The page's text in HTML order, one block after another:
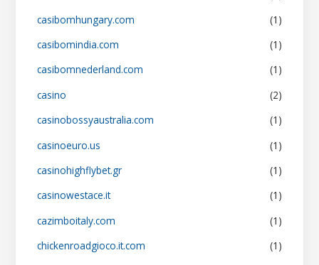
casibomhungary.com
(1)
casibomindia.com
(1)
casibomnederland.com
(1)
casino
(2)
casinobossyaustralia.com
(1)
casinoeuro.us
(1)
casinohighflybet.gr
(1)
casinowestace.it
(1)
cazimboitaly.com
(1)
chickenroadgioco.it.com
(1)